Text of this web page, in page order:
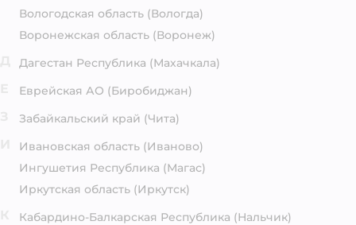
Вологодская область (Вологда)
Воронежская область (Воронеж)
Дагестан Республика (Махачкала)
Еврейская АО (Биробиджан)
Забайкальский край (Чита)
Ивановская область (Иваново)
Ингушетия Республика (Магас)
Иркутская область (Иркутск)
Кабардино-Балкарская Республика (Нальчик)